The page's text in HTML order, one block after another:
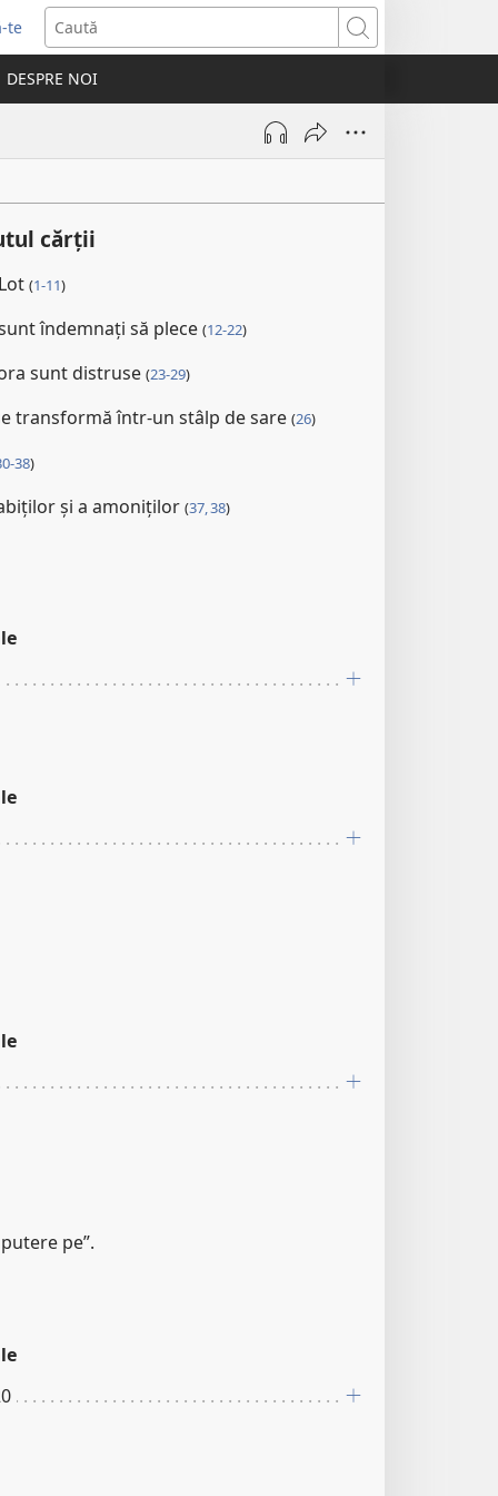
te
Caută
DESPRE NOI
cărții
(1-11)
îndemnați să plece (12-22)
sunt distruse (23-29)
transformă într-un stâlp de sare (26)
38)
și a amoniților (37, 38)
pe”.